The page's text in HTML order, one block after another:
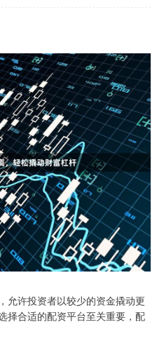
允许投资者以较少的资金撬动更
择合适的配资平台至关重要，配